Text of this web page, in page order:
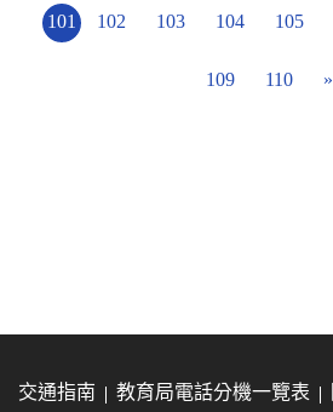
101 102 103 104 105
109 110 »
交通指南 教育局電話分機一覽表